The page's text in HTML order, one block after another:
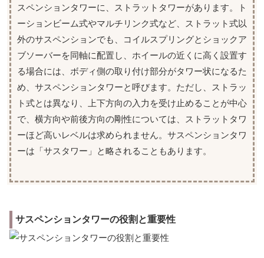
スペンションタワーに、ストラットタワーがあります。ト
ーションビーム式やマルチリンク式など、ストラット式以
外のサスペンションでも、コイルスプリングとショックア
ブソーバーを同軸に配置し、ホイールの近くに高く設置す
る場合には、ボディ側の取り付け部分がタワー状になるた
め、サスペンションタワーと呼びます。ただし、ストラッ
ト式とは異なり、上下方向の入力を受け止めることが中心
で、横方向や前後方向の剛性については、ストラットタワ
ーほど高いレベルは求められません。サスペンションタワ
ーは「サスタワー」と略されることもあります。
サスペンションタワーの役割と重要性